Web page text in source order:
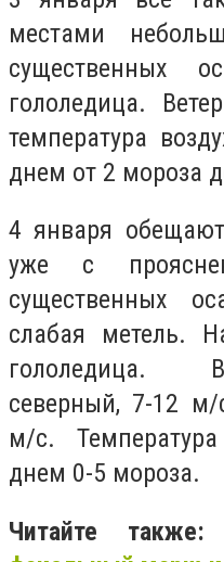
местами
существенных
гололедица.
температура
днем ​​от 2 мороза
4 января
уже с
существенных
слабая метель.
гололедица.
северный, 7-12
м/с.
днем ​​0-5 мороза.
Читайте также: